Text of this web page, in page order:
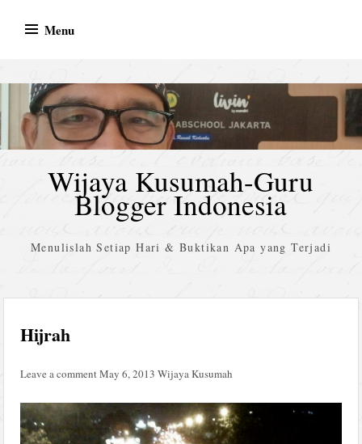
Menu
Wijaya Kusumah-Guru
Blogger Indonesia
Menulislah Setiap Hari & Buktikan Apa yang Terjadi
Hijrah
Leave a comment May 6, 2013 Wijaya Kusumah